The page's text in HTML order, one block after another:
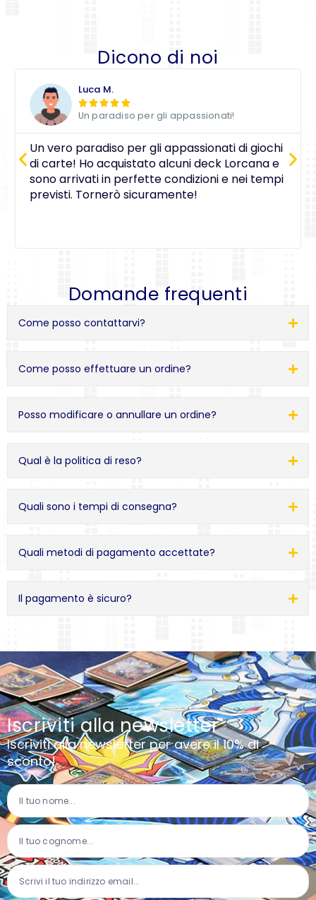
Dicono di noi
Luca M.
 
Un paradiso per gli appassionati!
Un vero paradiso per gli appassionati di giochi
di carte! Ho acquistato alcuni deck Lorcana e
sono arrivati in perfette condizioni e nei tempi
previsti. Tornerò sicuramente!
Domande frequenti
Come posso contattarvi?
Come posso effettuare un ordine?
Posso modificare o annullare un ordine?
Qual è la politica di reso?
Quali sono i tempi di consegna?
Quali metodi di pagamento accettate?
Il pagamento è sicuro?
Iscriviti alla newsletter
Iscriviti alla newsletter per avere il 10% di
sconto!